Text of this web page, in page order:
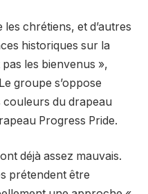
chrétiens, et d’autres
historiques sur la
les bienvenus »,
groupe s’oppose
couleurs du drapeau
Progress Pride.
déjà assez mauvais.
prétendent être